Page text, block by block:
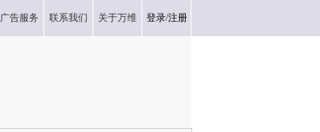
广告服务 联系我们 关于万维 登录/注册